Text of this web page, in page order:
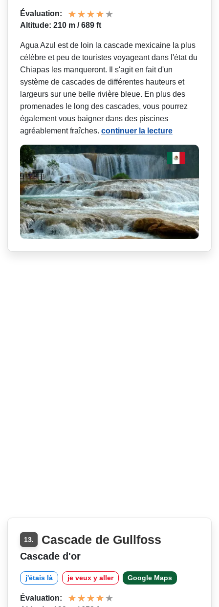
Évaluation:
Altitude: 210 m / 689 ft
Agua Azul est de loin la cascade mexicaine la plus
célèbre et peu de touristes voyageant dans l'état du
Chiapas les manqueront. Il s'agit en fait d'un
système de cascades de différentes hauteurs et
largeurs sur une belle rivière bleue. En plus des
promenades le long des cascades, vous pourrez
également vous baigner dans des piscines
agréablement fraîches. continuer la lecture
13. Cascade de Gullfoss
Cascade d'or
j'étais là je veux y aller Google Maps
Évaluation: